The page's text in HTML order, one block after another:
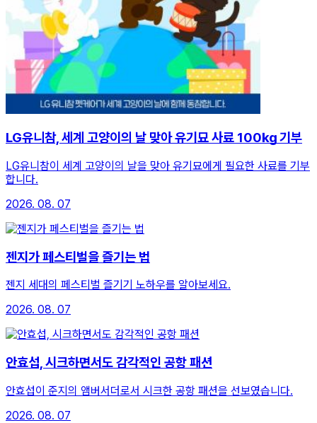
LG유니참, 세계 고양이의 날 맞아 유기묘 사료 100㎏ 기부
LG유니참이 세계 고양이의 날을 맞아 유기묘에게 필요한 사료를 기부
합니다.
2026. 08. 07
젠지가 페스티벌을 즐기는 법
젠지 세대의 페스티벌 즐기기 노하우를 알아보세요.
2026. 08. 07
안효섭, 시크하면서도 감각적인 공항 패션
안효섭이 준지의 앰버서더로서 시크한 공항 패션을 선보였습니다.
2026. 08. 07